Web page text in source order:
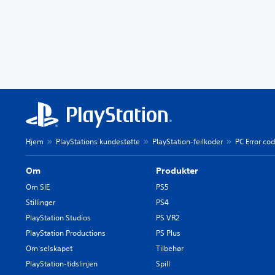
Hjem PlayStations kundestøtte PlayStation-feilkoder PC Error
Om
Om SIE
Stillinger
PlayStation Studios
PlayStation Productions
Om selskapet
PlayStation-tidslinjen
Produkter
PS5
PS4
PS VR2
PS Plus
Tilbehør
Spill